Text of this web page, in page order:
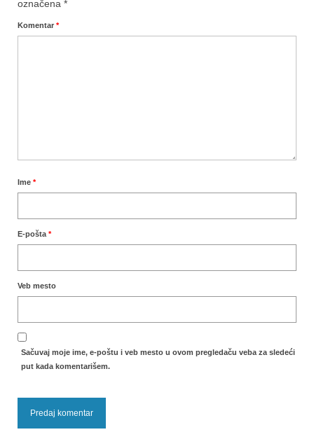
označena *
Komentar *
Ime *
E-pošta *
Veb mesto
Sačuvaj moje ime, e-poštu i veb mesto u ovom pregledaču veba za sledeći
put kada komentarišem.